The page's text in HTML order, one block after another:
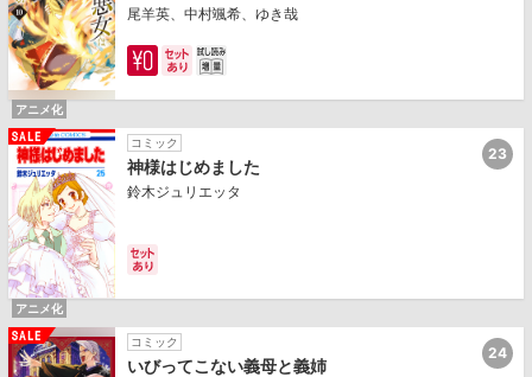
尾羊英、中村颯希、ゆき哉
アニメ化
コミック
神様はじめました
鈴木ジュリエッタ
23
アニメ化
コミック
いびってこない義母と義姉
24